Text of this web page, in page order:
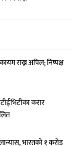
राख्न अपिल; निष्पक्ष
करार
भारतको १ करोड